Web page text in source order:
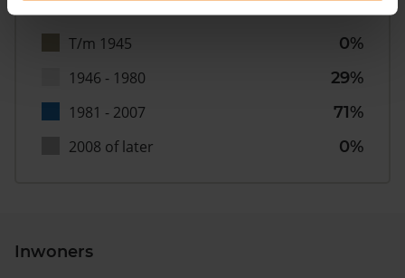
T/m 1945
0%
1946 - 1980
29%
1981 - 2007
71%
2008 of later
0%
Inwoners